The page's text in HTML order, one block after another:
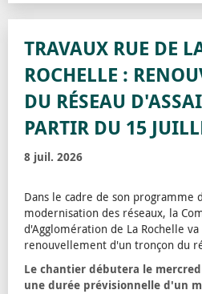
TRAVAUX RUE DE
ROCHELLE :
DU RÉSEAU
PARTIR DU 15
8 juil. 2026
Dans le cadre de son programme
modernisation des réseaux, la
d'Agglomération de La Rochelle
renouvellement d'un tronçon du
Le chantier débutera le
une durée prévisionnelle d'un